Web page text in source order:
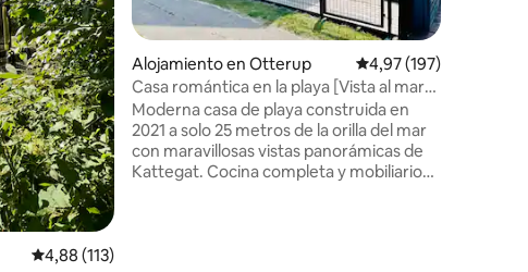
Calificación promedio: 4,88 de 5. 113 evaluaciones
4,88 (113)
Alojamiento en Otterup Calificación promedio:
4,97 (197)
Casa romántica en la playa [Vista al mar
en primera fila]
Moderna casa de playa construida en
2021 a solo 25 metros de la orilla del mar
con maravillosas vistas panorámicas de
Kattegat. Cocina completa y mobiliario